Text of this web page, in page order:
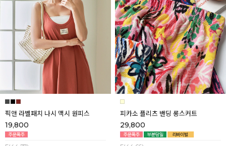
픽앤 라벨패치 나시 맥시 원피스
19,800
피카소 플리츠 밴딩 롱스커트
29,800